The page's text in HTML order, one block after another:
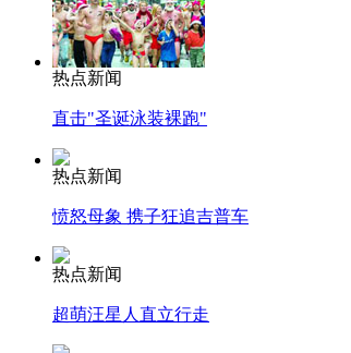
热点新闻
直击"圣诞泳装裸跑"
热点新闻
愤怒母象 携子狂追吉普车
热点新闻
超萌汪星人直立行走